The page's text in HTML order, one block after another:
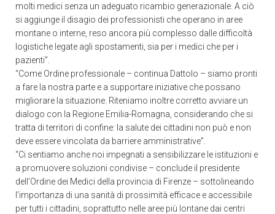
molti medici senza un adeguato ricambio generazionale. A ciò
si aggiunge il disagio dei professionisti che operano in aree
montane o interne, reso ancora più complesso dalle difficoltà
logistiche legate agli spostamenti, sia per i medici che per i
pazienti”.
“Come Ordine professionale – continua Dattolo – siamo pronti
a fare la nostra parte e a supportare iniziative che possano
migliorare la situazione. Riteniamo inoltre corretto avviare un
dialogo con la Regione Emilia-Romagna, considerando che si
tratta di territori di confine: la salute dei cittadini non può e non
deve essere vincolata da barriere amministrative”.
“Ci sentiamo anche noi impegnati a sensibilizzare le istituzioni e
a promuovere soluzioni condivise – conclude il presidente
dell’Ordine dei Medici della provincia di Firenze – sottolineando
l’importanza di una sanità di prossimità efficace e accessibile
per tutti i cittadini, soprattutto nelle aree più lontane dai centri